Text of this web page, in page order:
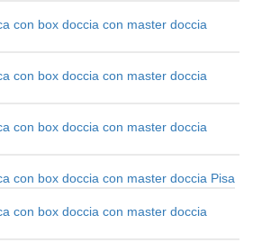
con box doccia con master doccia
con box doccia con master doccia
con box doccia con master doccia
con box doccia con master doccia Pisa
con box doccia con master doccia